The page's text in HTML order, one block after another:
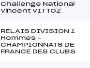
Challenge National
Vincent VITTOZ
RELAIS DIVISION 1
Hommes –
CHAMPIONNATS DE
FRANCE DES CLUBS